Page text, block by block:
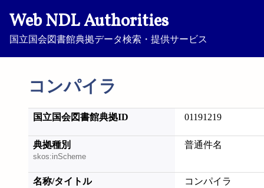
Web NDL Authorities
国立国会図書館典拠データ検索・提供サービス
コンパイラ
国立国会図書館典拠ID 01191219
典拠種別
skos:inScheme
普通件名
名称/タイトル コンパイラ